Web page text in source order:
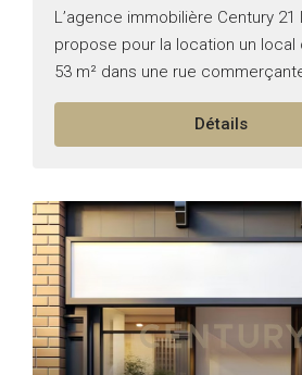
L’agence immobilière Century 21
propose pour la location un
53 m² dans une rue
Carthage. Superficie : 53 m² TT
Détails